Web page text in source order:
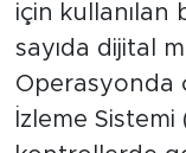
için kullanılan
sayıda dijital
Operasyonda
İzleme Sistemi